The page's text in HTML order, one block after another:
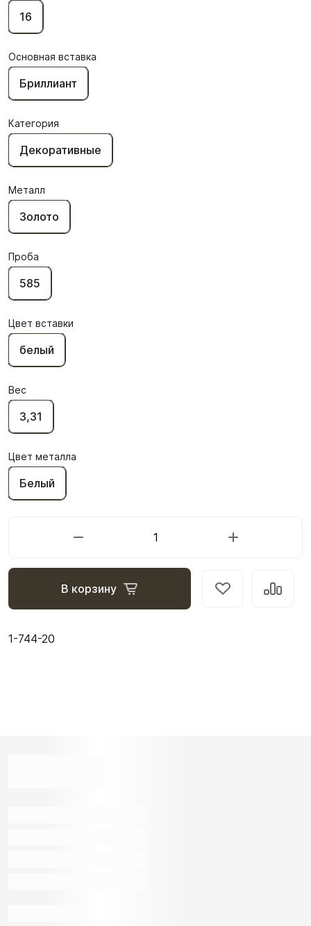
16
Основная вставка
Бриллиант
Категория
Декоративные
Металл
Золото
Проба
585
Цвет вставки
белый
Вес
3,31
Цвет металла
Белый
В корзину
1-744-20